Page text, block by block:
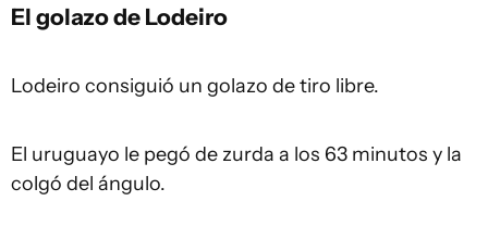
El golazo de Lodeiro
Lodeiro consiguió un golazo de tiro libre.
El uruguayo le pegó de zurda a los 63 minutos y la
colgó del ángulo.